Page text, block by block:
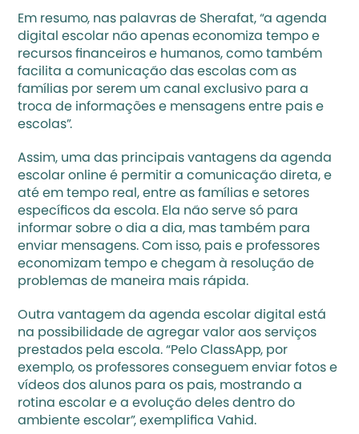
Em resumo, nas palavras de Sherafat, “a agenda
digital escolar não apenas economiza tempo e
recursos financeiros e humanos, como também
facilita a comunicação das escolas com as
famílias por serem um canal exclusivo para a
troca de informações e mensagens entre pais e
escolas”.
Assim, uma das principais vantagens da agenda
escolar online é permitir a comunicação direta, e
até em tempo real, entre as famílias e setores
específicos da escola. Ela não serve só para
informar sobre o dia a dia, mas também para
enviar mensagens. Com isso, pais e professores
economizam tempo e chegam à resolução de
problemas de maneira mais rápida.
Outra vantagem da agenda escolar digital está
na possibilidade de agregar valor aos serviços
prestados pela escola. “Pelo ClassApp, por
exemplo, os professores conseguem enviar fotos e
vídeos dos alunos para os pais, mostrando a
rotina escolar e a evolução deles dentro do
ambiente escolar”, exemplifica Vahid.